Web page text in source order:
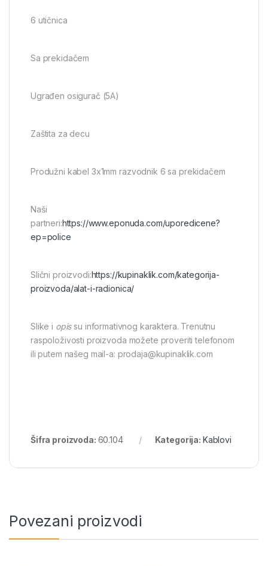
6 utičnica
Sa prekidačem
Ugrađen osigurač (5A)
Zaštita za decu
Produžni kabel 3x1mm razvodnik 6 sa prekidačem
Naši
partneri:https://www.eponuda.com/uporedicene?
ep=police
Slični proizvodi:https://kupinaklik.com/kategorija-
proizvoda/alat-i-radionica/
Slike i opissu informativnog karaktera. Trenutnu
raspoloživosti proizvoda možete proveriti telefonom
ili putem našeg mail-a: prodaja@kupinaklik.com
Šifra proizvoda: 60.104 Kategorija: Kablovi
Povezani proizvodi